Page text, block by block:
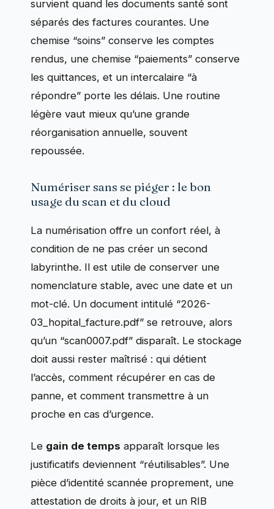
survient quand les documents santé sont
séparés des factures courantes. Une
chemise “soins” conserve les comptes
rendus, une chemise “paiements” conserve
les quittances, et un intercalaire “à
répondre” porte les délais. Une routine
légère vaut mieux qu’une grande
réorganisation annuelle, souvent
repoussée.
Numériser sans se piéger : le bon
usage du scan et du cloud
La numérisation offre un confort réel, à
condition de ne pas créer un second
labyrinthe. Il est utile de conserver une
nomenclature stable, avec une date et un
mot-clé. Un document intitulé “2026-
03_hopital_facture.pdf” se retrouve, alors
qu’un “scan0007.pdf” disparaît. Le stockage
doit aussi rester maîtrisé : qui détient
l’accès, comment récupérer en cas de
panne, et comment transmettre à un
proche en cas d’urgence.
Le gain de temps apparaît lorsque les
justificatifs deviennent “réutilisables”. Une
pièce d’identité scannée proprement, une
attestation de droits à jour, et un RIB